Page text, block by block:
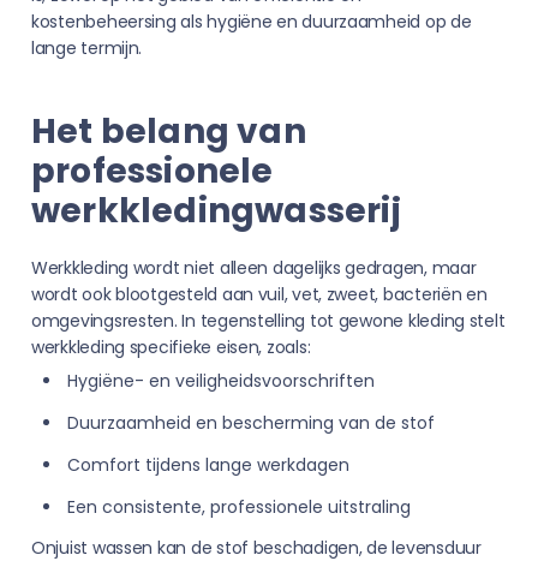
kostenbeheersing als hygiëne en duurzaamheid op de
lange termijn.
Het belang van
professionele
werkkledingwasserij
Werkkleding wordt niet alleen dagelijks gedragen, maar
wordt ook blootgesteld aan vuil, vet, zweet, bacteriën en
omgevingsresten. In tegenstelling tot gewone kleding stelt
werkkleding specifieke eisen, zoals:
Hygiëne- en veiligheidsvoorschriften
Duurzaamheid en bescherming van de stof
Comfort tijdens lange werkdagen
Een consistente, professionele uitstraling
Onjuist wassen kan de stof beschadigen, de levensduur